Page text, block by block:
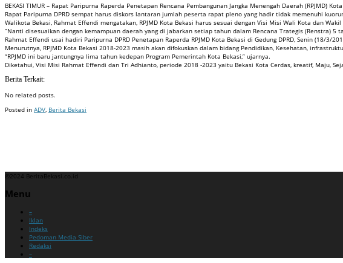
BEKASI TIMUR – Rapat Paripurna Raperda Penetapan Rencana Pembangunan Jangka Menengah Daerah (RPJMD)
Rapat Paripurna DPRD sempat harus diskors lantaran jumlah peserta rapat pleno yang hadir tidak memenuhi
Walikota Bekasi, Rahmat Effendi mengatakan, RPJMD Kota Bekasi harus sesuai dengan Visi Misi Wali Kota dan
“Nanti disesuaikan dengan kemampuan daerah yang di jabarkan setiap tahun dalam Rencana Trategis (Renstra)
Rahmat Effendi usai hadiri Paripurna DPRD Penetapan Raperda RPJMD Kota Bekasi di Gedung DPRD, Senin (18/3/
Menurutnya, RPJMD Kota Bekasi 2018-2023 masih akan difokuskan dalam bidang Pendidikan, Kesehatan,
“RPJMD ini baru jantungnya lima tahun kedepan Program Pemerintah Kota Bekasi,” ujarnya.
Diketahui, Visi Misi Rahmat Effendi dan Tri Adhianto, periode 2018 -2023 yaitu Bekasi Kota Cerdas, kreatif, Maju,
Berita Terkait:
No related posts.
Posted in ADV, Berita Bekasi
©2024 BeritaBekasi.co.id
Menu
–
Iklan
Indeks
Pedoman Media Siber
Redaksi
–